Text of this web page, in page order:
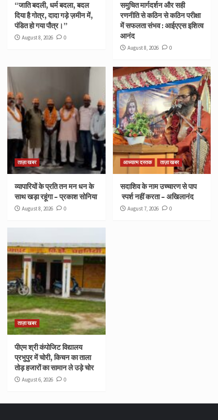
“जाति बदली, धर्म बदला, बदल
दिया है गोत्र, दादा गड़े ज़मीन में,
पंडित हो गया पौत्र।”
August 8, 2026 0
समुचित मार्गदर्शन और सही
रणनीति से कठिन से कठिन परीक्षा
में सफलता संभव : आईएएस इशित्व
आनंद
August 8, 2026 0
ताज़ा खबर
व्यापारियों के प्रति तन मन धन के
साथ खड़ा रहूंगा – प्रकाश सोनिया
August 8, 2026 0
आध्यात्म दस्तक ताज़ा खबर
सदाशिव के नाम उच्चारण से पाप
स्पर्श नहीं करता – अखिलानंद
August 7, 2026 0
ताज़ा खबर
पीएम श्री कंपोजिट विद्यालय
प्रभुपुर में चोरी, किचन का ताला
तोड़ हजारों का सामान ले उड़े चोर
August 6, 2026 0